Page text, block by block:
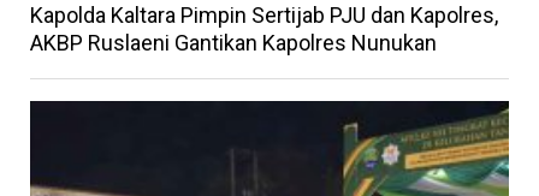
Kapolda Kaltara Pimpin Sertijab PJU dan Kapolres,
AKBP Ruslaeni Gantikan Kapolres Nunukan